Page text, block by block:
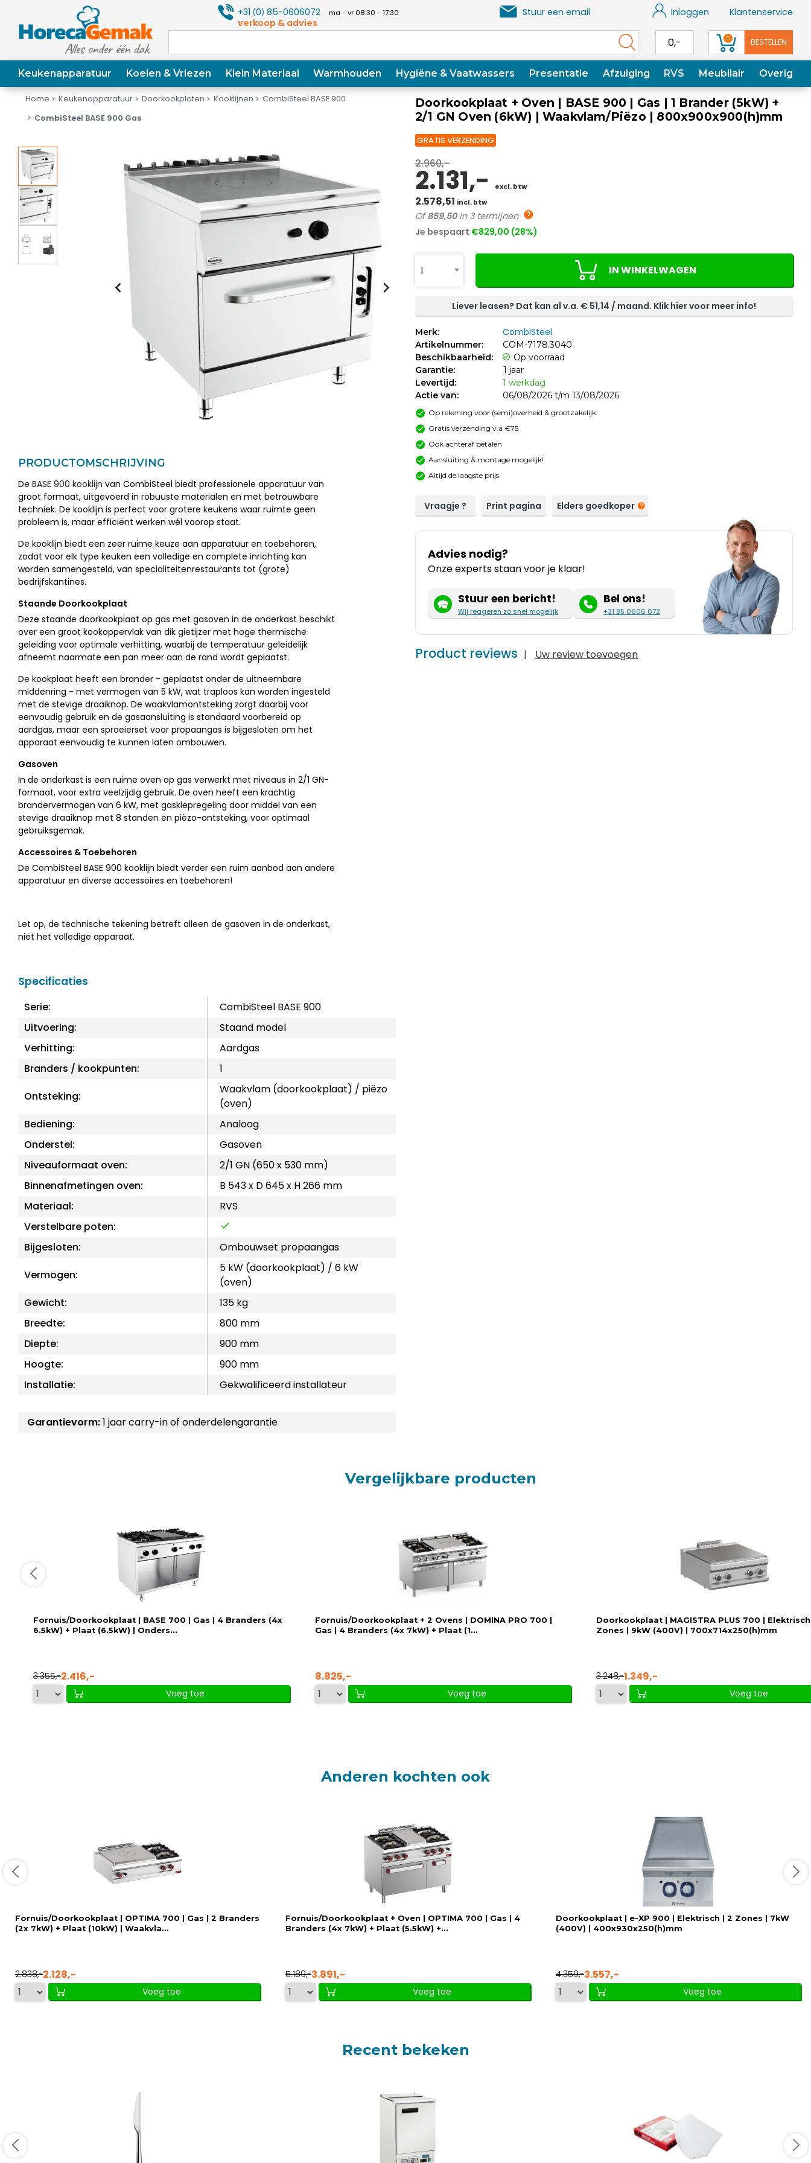
+31(0) 85-0606072 ma - vr 08:30 - 17:30
verkoop & advies
Stuur een email Inloggen Klantenservice
0,- 0 BESTELLEN
Keukenapparatuur Koelen & Vriezen Klein Materiaal Warmhouden Hygiëne & Vaatwassers Presentatie Afzuiging RVS Meubilair Overig
Home Keukenapparatuur Doorkookplaten Kooklijnen
CombiSteel BASE 900
CombiSteel BASE 900 Gas
PRODUCTOMSCHRIJVING
De BASE 900 kooklijn van CombiSteel biedt professionele apparatuur van
groot formaat, uitgevoerd in robuuste materialen en met betrouwbare
techniek. De kooklijn is perfect voor grotere keukens waar ruimte geen
probleem is, maar efficiënt werken wél voorop staat.
De kooklijn biedt een zeer ruime keuze aan apparatuur en toebehoren,
zodat voor elk type keuken een volledige en complete inrichting kan
worden samengesteld, van specialiteitenrestaurants tot (grote)
bedrijfskantines.
Staande Doorkookplaat
Deze staande doorkookplaat op gas met gasoven in de onderkast beschikt
over een groot kookoppervlak van dik gietijzer met hoge thermische
geleiding voor optimale verhitting, waarbij de temperatuur geleidelijk
afneemt naarmate een pan meer aan de rand wordt geplaatst.
De kookplaat heeft een brander - geplaatst onder de uitneembare
middenring - met vermogen van 5 kW, wat traploos kan worden ingesteld
met de stevige draaiknop. De waakvlamontsteking zorgt daarbij voor
eenvoudig gebruik en de gasaansluiting is standaard voorbereid op
aardgas, maar een sproeierset voor propaangas is bijgesloten om het
apparaat eenvoudig te kunnen laten ombouwen.
Gasoven
In de onderkast is een ruime oven op gas verwerkt met niveaus in 2/1 GN-
formaat, voor extra veelzijdig gebruik. De oven heeft een krachtig
brandervermogen van 6 kW, met gasklepregeling door middel van een
stevige draaiknop met 8 standen en piëzo-ontsteking, voor optimaal
gebruiksgemak.
Accessoires & Toebehoren
De CombiSteel BASE 900 kooklijn biedt verder een ruim aanbod aan andere
apparatuur en diverse accessoires en toebehoren!
Let op, de technische tekening betreft alleen de gasoven in de onderkast,
niet het volledige apparaat.
Specificaties
Serie:
CombiSteel BASE 900
Uitvoering:
Staand model
Verhitting:
Aardgas
Branders / kookpunten:
1
Ontsteking:
Waakvlam (doorkookplaat) / piëzo
(oven)
Bediening:
Analoog
Onderstel:
Gasoven
Niveauformaat oven:
2/1 GN (650 x 530 mm)
Binnenafmetingen oven:
B 543 x D 645 x H 266 mm
Materiaal:
RVS
Verstelbare poten:
Bijgesloten:
Ombouwset propaangas
Vermogen:
5 kW (doorkookplaat) / 6 kW
(oven)
Gewicht:
135 kg
Breedte:
800 mm
Diepte:
900 mm
Hoogte:
900 mm
Installatie:
Gekwalificeerd installateur
Garantievorm:1 jaar carry-in of onderdelengarantie
Doorkookplaat + Oven | BASE 900 | Gas | 1 Brander (5kW) +
2/1 GN Oven (6kW) | Waakvlam/Piëzo | 800x900x900(h)mm
GRATIS VERZENDING
2.960,-
2.131,- excl. btw
2.578,51 incl. btw
Of859,50in 3 termijnen
Je bespaart €829,00 (28%)
1 IN WINKELWAGEN
Liever leasen? Dat kan al v.a. € 51,14 / maand. Klik hier voor meer info!
Merk: CombiSteel
Artikelnummer:
COM-7178.3040
Beschikbaarheid:
Op voorraad
Garantie:
1 jaar
Levertijd:
1 werkdag
Actie van:
06/08/2026 t/m 13/08/2026
Op rekening voor (semi)overheid & grootzakelijk
Gratis verzending v.a €75
Ook achteraf betalen
Aansluiting & montage mogelijk!
Altijd de laagste prijs
Vraagje ? Print pagina Elders goedkoper
Advies nodig?
Onze experts staan voor je klaar!
Stuur een bericht!
Wij reageren zo snel mogelijk
Bel ons!
+31 85 0606 072
Product reviews | Uw review toevoegen
Vergelijkbare producten
Fornuis/Doorkookplaat | BASE 700 | Gas | 4 Branders (4x
6.5kW) + Plaat (6.5kW) | Onders...
3.355,-2.416,-
Voeg toe
Fornuis/Doorkookplaat + 2 Ovens | DOMINA PRO 700 |
Gas | 4 Branders (4x 7kW) + Plaat (1...
8.825,-
Voeg toe
Doorkookplaat | MAGISTRA PLUS 700 |
Zones | 9kW (400V) | 700x714x250(h)mm
3.248,-1.349,-
Voeg toe
Anderen kochten ook
Fornuis/Doorkookplaat | OPTIMA 700 | Gas | 2 Branders
(2x 7kW) + Plaat (10kW) | Waakvla...
2.838,-2.128,-
Voeg toe
Fornuis/Doorkookplaat + Oven | OPTIMA 700 | Gas | 4
Branders (4x 7kW) + Plaat (5.5kW) +...
5.189,-3.891,-
Voeg toe
Doorkookplaat | e-XP 900 | Elektrisch | 2 Zones | 7kW
(400V) | 400x930x250(h)mm
4.359,-3.557,-
Voeg toe
Recent bekeken